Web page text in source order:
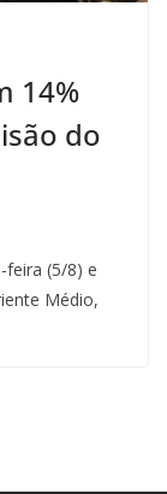
14%
do
feira (5/8) e
Médio,